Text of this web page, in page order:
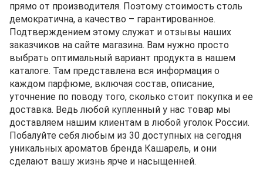
прямо от производителя. Поэтому стоимость столь
демократична, а качество – гарантированное.
Подтверждением этому служат и отзывы наших
заказчиков на сайте магазина. Вам нужно просто
выбрать оптимальный вариант продукта в нашем
каталоге. Там представлена вся информация о
каждом парфюме, включая состав, описание,
уточнение по поводу того, сколько стоит покупка и ее
доставка. Ведь любой купленный у нас товар мы
доставляем нашим клиентам в любой уголок России.
Побалуйте себя любым из 30 доступных на сегодня
уникальных ароматов бренда Кашарель, и они
сделают вашу жизнь ярче и насыщенней.